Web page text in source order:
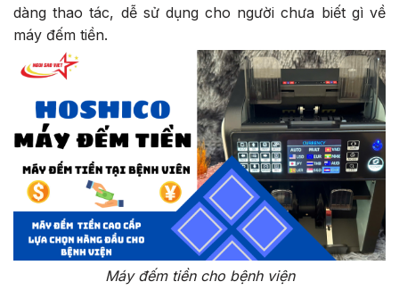
dàng thao tác, dễ sử dụng cho người chưa biết gì về
máy đếm tiền.
Máy đếm tiền cho bệnh viện